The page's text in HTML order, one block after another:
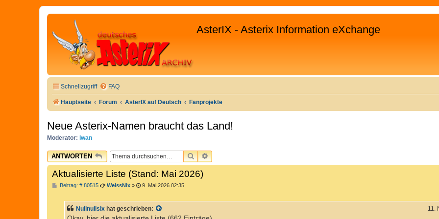
AsterIX - Asterix Information eXchange
Schnellzugriff FAQ
Hauptseite Forum AsterIX auf Deutsch Fanprojekte
Neue Asterix-Namen braucht das Land!
Moderator: Iwan
ANTWORTEN SUCHEERWEITERTE SUCHE
Aktualisierte Liste (Stand: Mai 2026)
Beitrag: # 80515B
r
a
WeissNix» 9. Mai 2026 02:35
Nullnullsix hat geschrieben: 11.